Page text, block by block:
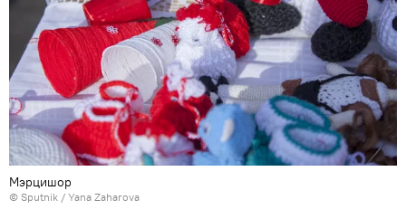
Мэрцишор
© Sputnik / Yana Zaharova